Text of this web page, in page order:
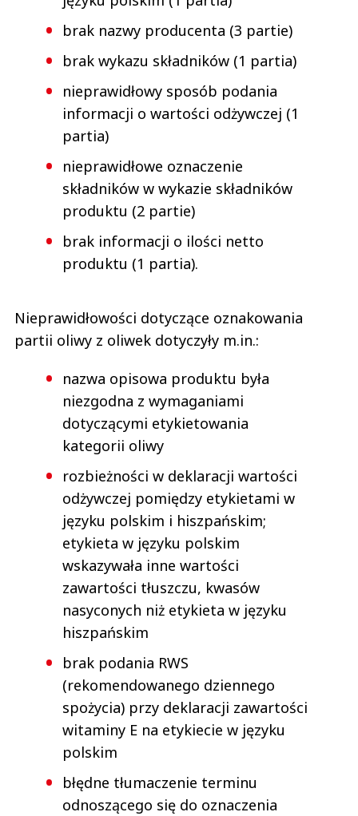
brak nazwy producenta (3 partie)
brak wykazu składników (1 partia)
nieprawidłowy sposób podania
informacji o wartości odżywczej (1
partia)
nieprawidłowe oznaczenie
składników w wykazie składników
produktu (2 partie)
brak informacji o ilości netto
produktu (1 partia).
Nieprawidłowości dotyczące oznakowania
partii oliwy z oliwek dotyczyły m.in.:
nazwa opisowa produktu była
niezgodna z wymaganiami
dotyczącymi etykietowania
kategorii oliwy
rozbieżności w deklaracji wartości
odżywczej pomiędzy etykietami w
języku polskim i hiszpańskim;
etykieta w języku polskim
wskazywała inne wartości
zawartości tłuszczu, kwasów
nasyconych niż etykieta w języku
hiszpańskim
brak podania RWS
(rekomendowanego dziennego
spożycia) przy deklaracji zawartości
witaminy E na etykiecie w języku
polskim
błędne tłumaczenie terminu
odnoszącego się do oznaczenia